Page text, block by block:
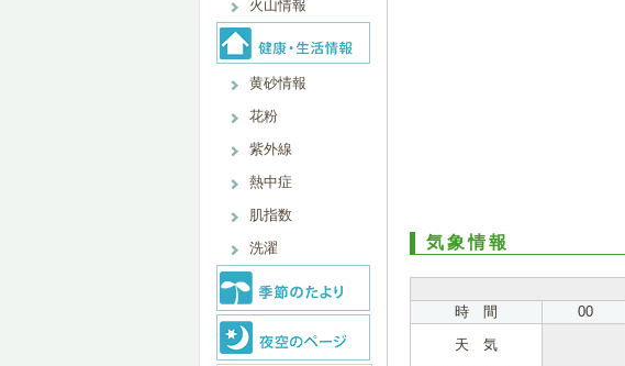
火山情報
黄砂情報
花粉
紫外線
熱中症
肌指数
洗濯
気象情報
時 間
00
天 気